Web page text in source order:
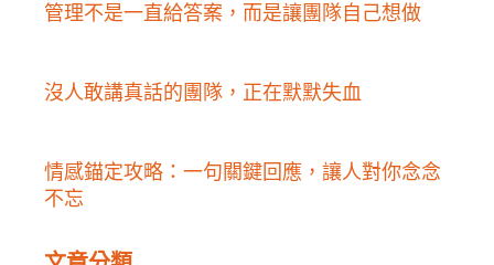
管理不是一直給答案，而是讓團隊自己想做
沒人敢講真話的團隊，正在默默失血
情感錨定攻略：一句關鍵回應，讓人對你念念
不忘